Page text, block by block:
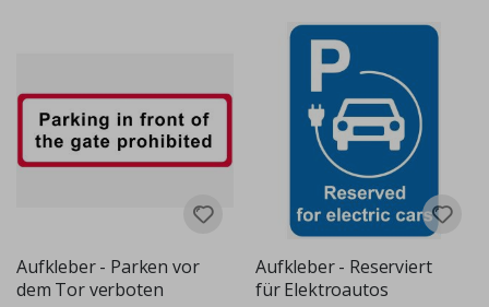
Aufkleber - Parken vor
dem Tor verboten
Aufkleber - Reserviert
für Elektroautos